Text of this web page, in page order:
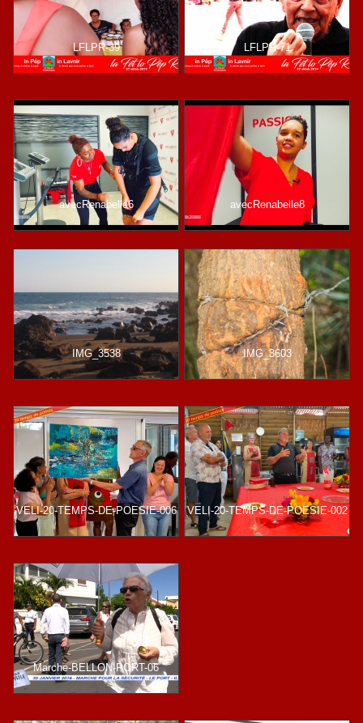
LFLPR-39 LFLPR-71
avecRenabelle6 avecRenabelle8
IMG_3538 IMG_3603
VELI-20-TEMPS-DE-POESIE-006 VELI-20-TEMPS-DE-POESIE-002
Marche-BELLON-PORT-06